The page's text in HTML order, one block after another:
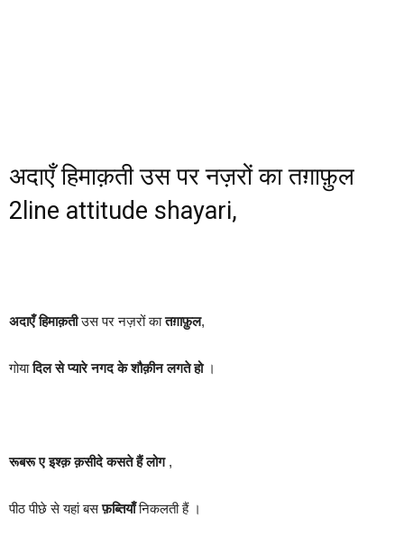
अदाएँ हिमाक़ती उस पर नज़रों का तग़ाफ़ुल
2line attitude shayari,
अदाएँ हिमाक़तीउस पर नज़रों कातग़ाफ़ुल,
गोयादिल से प्यारे नगद के शौक़ीन लगते हो।
रूबरू ए इश्क़ क़सीदे कसते हैं लोग,
पीठ पीछे से यहां बसफ़ब्तियाँनिकलती हैं ।